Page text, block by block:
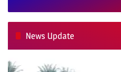
News Update